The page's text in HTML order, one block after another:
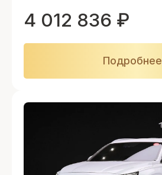
4 012 836 ₽
Подробнее